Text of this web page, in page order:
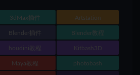
3dMax插件 Artstation
Blender插件 Blender教程
houdini教程 Kitbash3D
Maya教程 photobash